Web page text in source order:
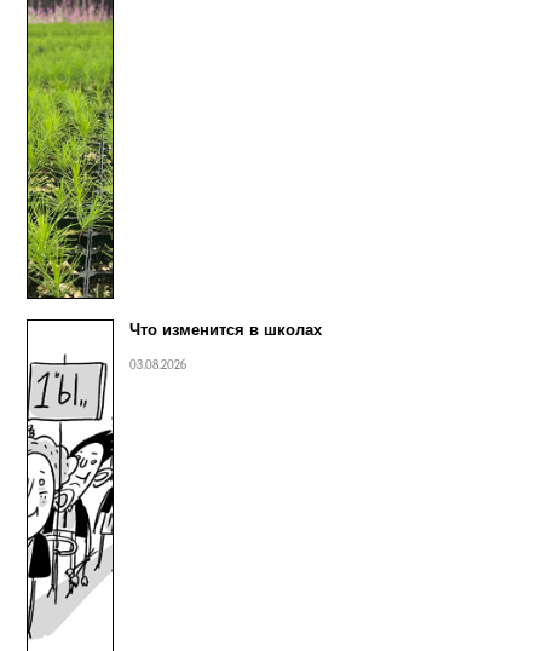
Что изменится в школах
03.08.2026